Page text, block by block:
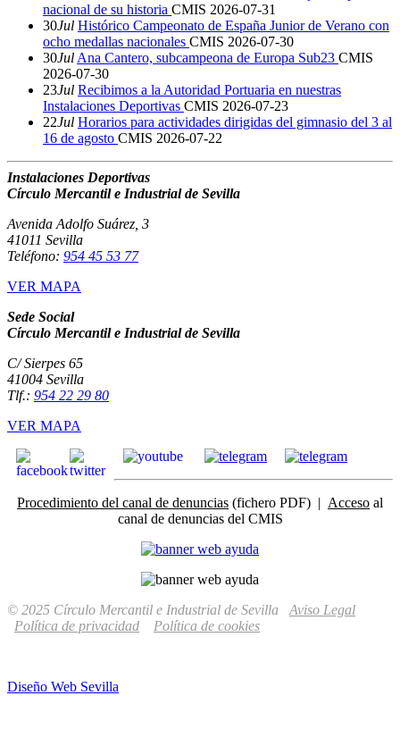
nacional de su historia CMIS 2026-07-31
30Jul Histórico Campeonato de España Junior de Verano con
ocho medallas nacionales CMIS 2026-07-30
30Jul Ana Cantero, subcampeona de Europa Sub23 CMIS
2026-07-30
23Jul Recibimos a la Autoridad Portuaria en nuestras
Instalaciones Deportivas CMIS 2026-07-23
22Jul Horarios para actividades dirigidas del gimnasio del 3 al
16 de agosto CMIS 2026-07-22
Instalaciones Deportivas
Círculo Mercantil e Industrial de Sevilla
Avenida Adolfo Suárez, 3
41011 Sevilla
Teléfono: 954 45 53 77
VER MAPA
Sede Social
Círculo Mercantil e Industrial de Sevilla
C/ Sierpes 65
41004 Sevilla
Tlf.: 954 22 29 80
VER MAPA
Procedimiento del canal de denuncias (fichero PDF) | Acceso al
canal de denuncias del CMIS
© 2025 Círculo Mercantil e Industrial de Sevilla Aviso Legal
Política de privacidad
Política de cookies
Diseño Web Sevilla